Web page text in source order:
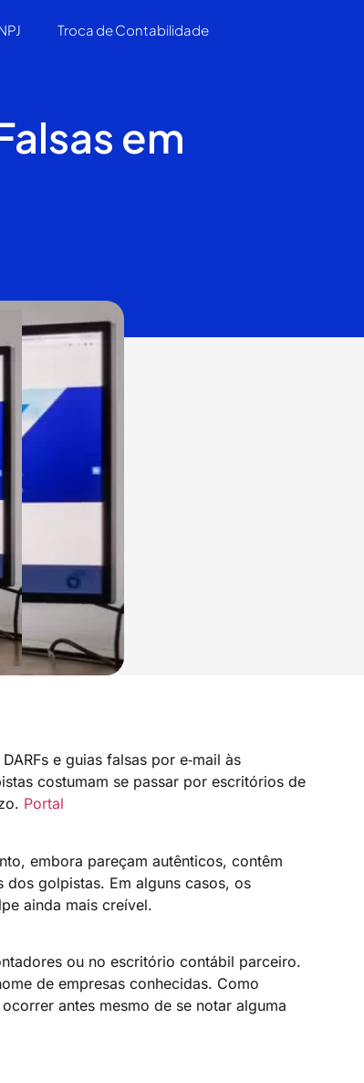
Troca de Contabilidade
em
e guias falsas por e‑mail às
costumam se passar por escritórios de
Portal
embora pareçam autênticos, contêm
golpistas. Em alguns casos, os
ainda mais creível.
ou no escritório contábil parceiro.
de empresas conhecidas. Como
antes mesmo de se notar alguma